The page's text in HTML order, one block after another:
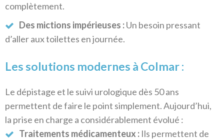
complètement.
Des mictions impérieuses :Un besoin pressant
d’aller aux toilettes en journée.
Les solutions modernes à Colmar :
Le dépistage et le suivi urologique dès 50 ans
permettent de faire le point simplement. Aujourd’hui,
la prise en charge a considérablement évolué :
Traitements médicamenteux : Ils permettent de